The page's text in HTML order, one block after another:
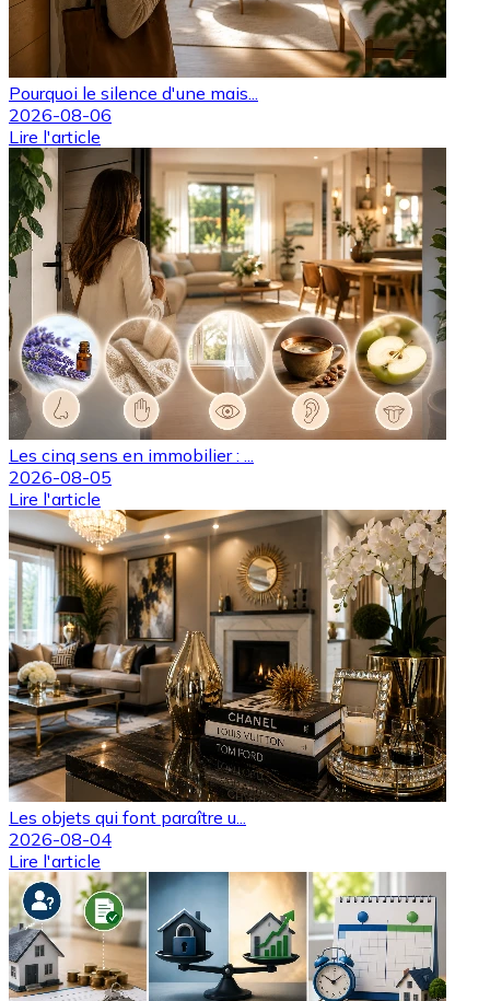
Pourquoi le silence d'une mais...
2026-08-06
Lire l'article
Les cinq sens en immobilier : ...
2026-08-05
Lire l'article
Les objets qui font paraître u...
2026-08-04
Lire l'article